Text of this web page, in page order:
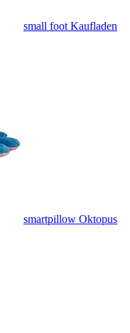
small foot Kaufladen
smartpillow Oktopus